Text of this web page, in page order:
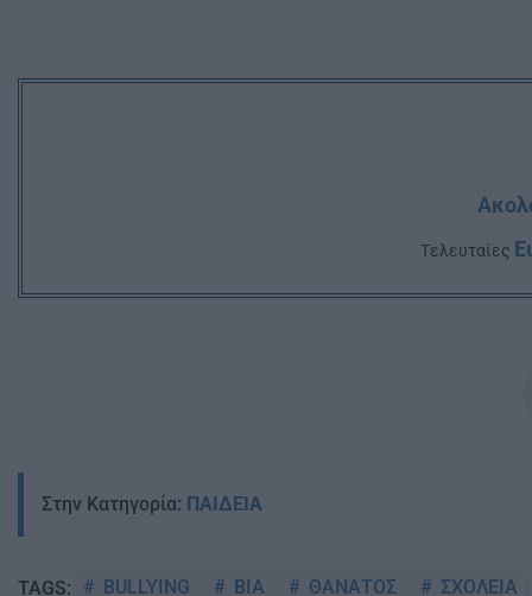
Tελευταίες
Στην Κατηγορία: ΠΑΙΔΕΙΑ
TAGS: BULLYING ΒΙΑ ΘΑΝΑΤΟΣ ΣΧΟΛΕΙΑ